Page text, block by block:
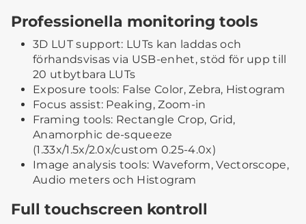
Professionella monitoring tools
3D LUT support: LUTs kan laddas och
förhandsvisas via USB-enhet, stöd för upp till
20 utbytbara LUTs
Exposure tools: False Color, Zebra, Histogram
Focus assist: Peaking, Zoom-in
Framing tools: Rectangle Crop, Grid,
Anamorphic de-squeeze
(1.33x/1.5x/2.0x/custom 0.25-4.0x)
Image analysis tools: Waveform, Vectorscope,
Audio meters och Histogram
Full touchscreen kontroll